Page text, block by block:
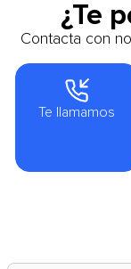
¿Te
Contacta con
Te llamamos